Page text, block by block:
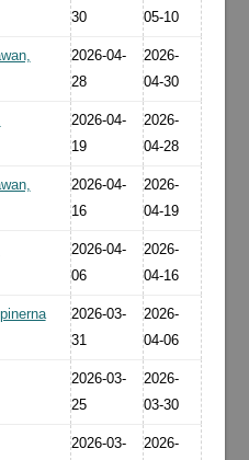
30
05-10
2026-04-
28
2026-
04-30
2026-04-
19
2026-
04-28
2026-04-
16
2026-
04-19
2026-04-
06
2026-
04-16
2026-03-
31
2026-
04-06
2026-03-
25
2026-
03-30
2026-03-
2026-